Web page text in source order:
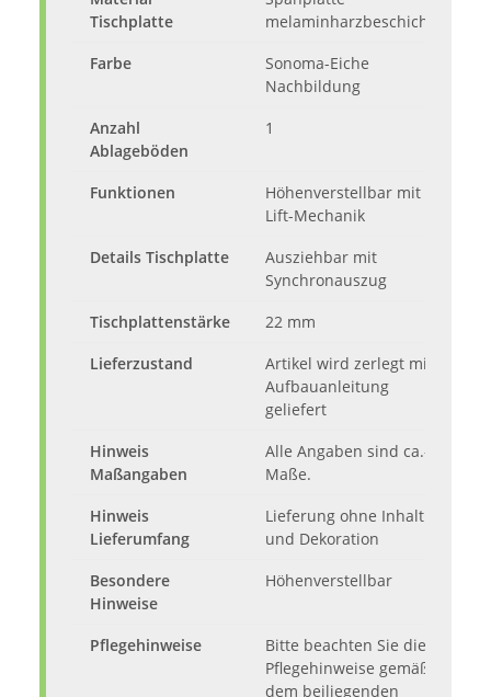
Tischplatte
melaminharzbeschichtet
Farbe
Sonoma-Eiche
Nachbildung
Anzahl
Ablageböden
1
Funktionen
Höhenverstellbar mit
Lift-Mechanik
Details Tischplatte
Ausziehbar mit
Synchronauszug
Tischplattenstärke
22 mm
Lieferzustand
Artikel wird zerlegt mit
Aufbauanleitung
geliefert
Hinweis
Maßangaben
Alle Angaben sind ca.-
Maße.
Hinweis
Lieferumfang
Lieferung ohne Inhalt
und Dekoration
Besondere
Hinweise
Höhenverstellbar
Pflegehinweise
Bitte beachten Sie die
Pflegehinweise gemäß
dem beiliegenden